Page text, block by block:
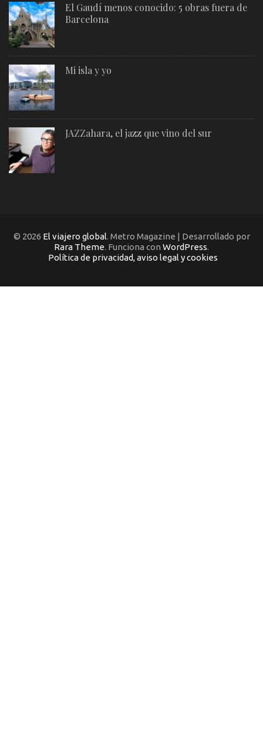
El Gaudí menos conocido: 5 obras fuera de
Barcelona
Mi isla y yo
JAZZahara, el jazz que vino del sur
© 2026 El viajero global. Metro Magazine | Desarrollado por
Rara Theme. Funciona con WordPress.
Política de privacidad, aviso legal y cookies